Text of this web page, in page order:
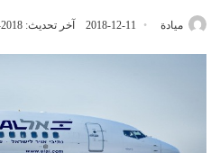
ميادة 2018-12-11 آخر تحديث: 2018-12-11